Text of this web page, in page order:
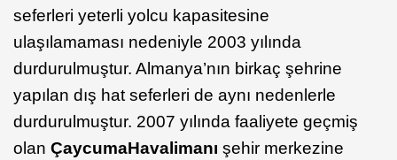
seferleri yeterli yolcu kapasitesine
ulaşılamaması nedeniyle 2003 yılında
durdurulmuştur. Almanya’nın birkaç şehrine
yapılan dış hat seferleri de aynı nedenlerle
durdurulmuştur. 2007 yılında faaliyete geçmiş
olan ÇaycumaHavalimanı şehir merkezine